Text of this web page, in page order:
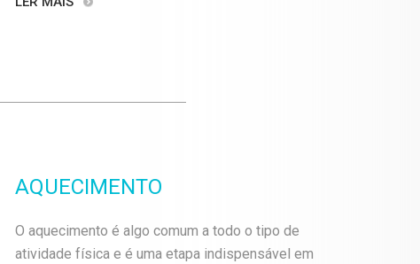
AQUECIMENTO
O aquecimento é algo comum a todo o tipo de
atividade física e é uma etapa indispensável em